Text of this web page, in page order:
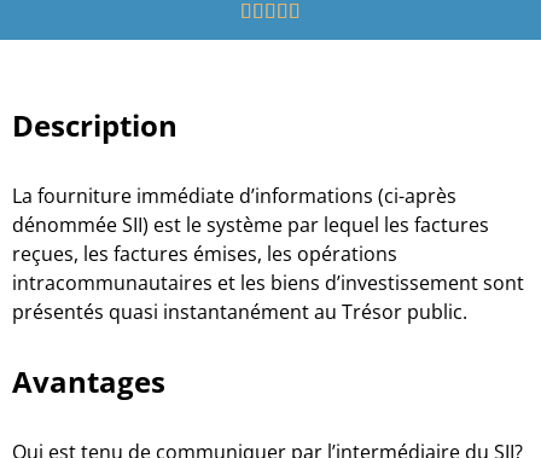
    
Description
La fourniture immédiate d’informations (ci-après
dénommée SII) est le système par lequel les factures
reçues, les factures émises, les opérations
intracommunautaires et les biens d’investissement sont
présentés quasi instantanément au Trésor public.
Avantages
Qui est tenu de communiquer par l’intermédiaire du SII?